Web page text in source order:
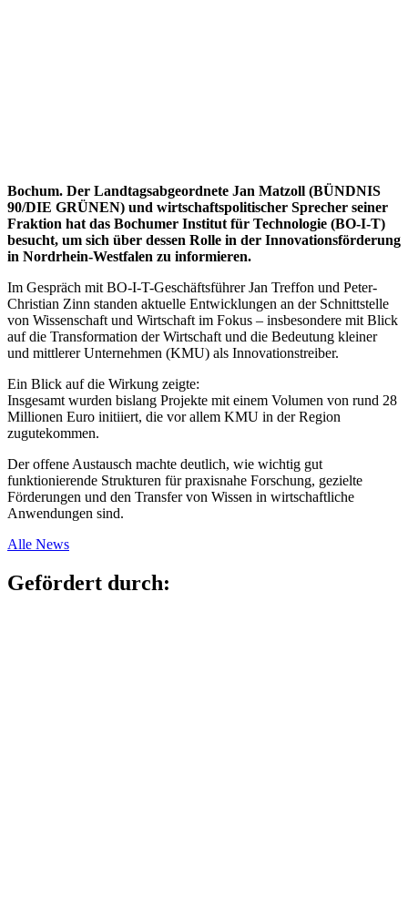
Bochum. Der Landtagsabgeordnete Jan Matzoll (BÜNDNIS
90/DIE GRÜNEN) und wirtschaftspolitischer Sprecher seiner
Fraktion hat das Bochumer Institut für Technologie (BO-I-T)
besucht, um sich über dessen Rolle in der Innovationsförderung
in Nordrhein-Westfalen zu informieren.
Im Gespräch mit BO-I-T-Geschäftsführer Jan Treffon und Peter-
Christian Zinn standen aktuelle Entwicklungen an der Schnittstelle
von Wissenschaft und Wirtschaft im Fokus – insbesondere mit Blick
auf die Transformation der Wirtschaft und die Bedeutung kleiner
und mittlerer Unternehmen (KMU) als Innovationstreiber.
Ein Blick auf die Wirkung zeigte:
Insgesamt wurden bislang Projekte mit einem Volumen von rund 28
Millionen Euro initiiert, die vor allem KMU in der Region
zugutekommen.
Der offene Austausch machte deutlich, wie wichtig gut
funktionierende Strukturen für praxisnahe Forschung, gezielte
Förderungen und den Transfer von Wissen in wirtschaftliche
Anwendungen sind.
Alle News
Gefördert durch: